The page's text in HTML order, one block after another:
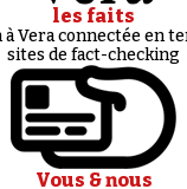
les faits
Vera connectée en
sites de fact-checking
Vous & nous